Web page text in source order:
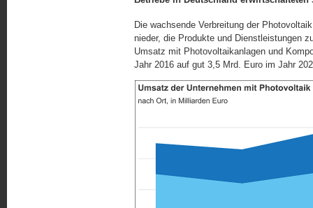
Die wachsende Verbreitung der
nieder, die Produkte und Dienstleistungen
Umsatz mit Photovoltaikanlagen und
Jahr 2016 auf gut 3,5 Mrd. Euro im Jahr